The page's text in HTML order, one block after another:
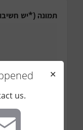
תמונה (*יש
✕
us.